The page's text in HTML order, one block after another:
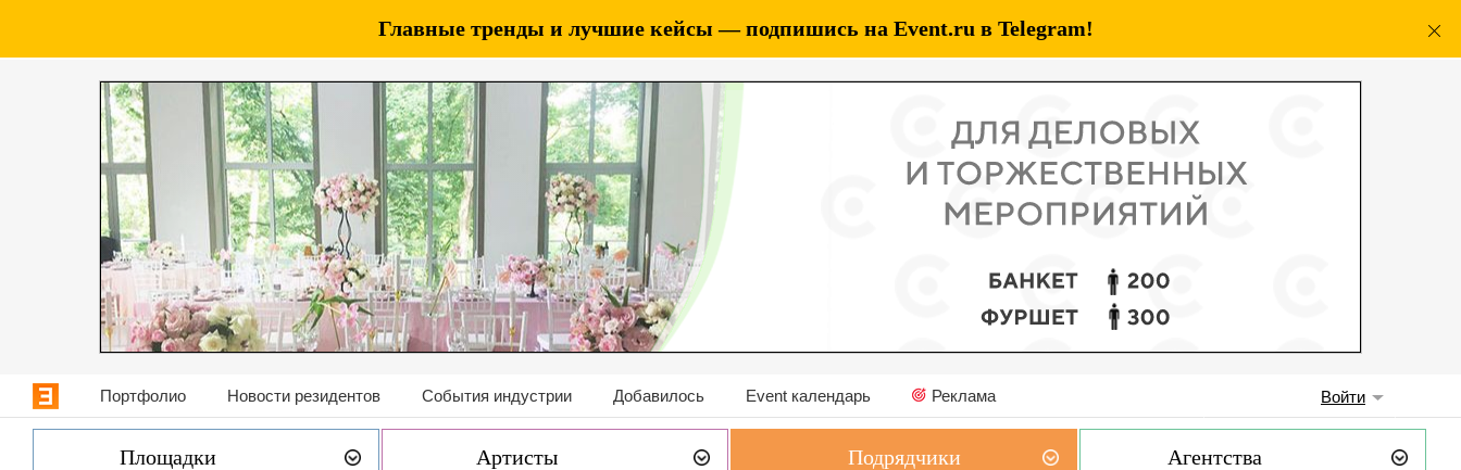
Главные тренды и лучшие кейсы — подпишись на Event.ru в Telegram!
Портфолио Новости резидентов События индустрии Добавилось Event календарь Реклама Войти
Площадки Артисты Подрядчики Агентства